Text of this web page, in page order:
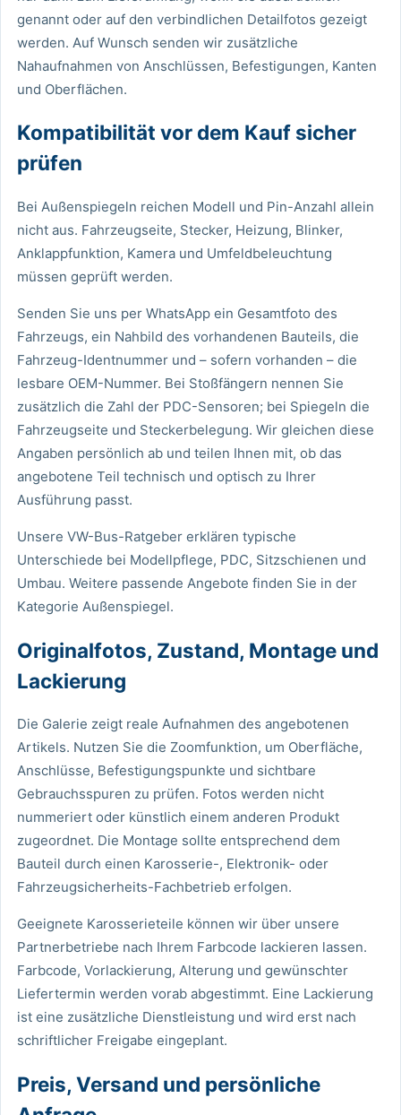
genannt oder auf den verbindlichen Detailfotos gezeigt
werden. Auf Wunsch senden wir zusätzliche
Nahaufnahmen von Anschlüssen, Befestigungen, Kanten
und Oberflächen.
Kompatibilität vor dem Kauf sicher
prüfen
Bei Außenspiegeln reichen Modell und Pin-Anzahl allein
nicht aus. Fahrzeugseite, Stecker, Heizung, Blinker,
Anklappfunktion, Kamera und Umfeldbeleuchtung
müssen geprüft werden.
Senden Sie uns per WhatsApp ein Gesamtfoto des
Fahrzeugs, ein Nahbild des vorhandenen Bauteils, die
Fahrzeug-Identnummer und – sofern vorhanden – die
lesbare OEM-Nummer. Bei Stoßfängern nennen Sie
zusätzlich die Zahl der PDC-Sensoren; bei Spiegeln die
Fahrzeugseite und Steckerbelegung. Wir gleichen diese
Angaben persönlich ab und teilen Ihnen mit, ob das
angebotene Teil technisch und optisch zu Ihrer
Ausführung passt.
Unsere VW-Bus-Ratgeber erklären typische
Unterschiede bei Modellpflege, PDC, Sitzschienen und
Umbau. Weitere passende Angebote finden Sie in der
Kategorie Außenspiegel.
Originalfotos, Zustand, Montage und
Lackierung
Die Galerie zeigt reale Aufnahmen des angebotenen
Artikels. Nutzen Sie die Zoomfunktion, um Oberfläche,
Anschlüsse, Befestigungspunkte und sichtbare
Gebrauchsspuren zu prüfen. Fotos werden nicht
nummeriert oder künstlich einem anderen Produkt
zugeordnet. Die Montage sollte entsprechend dem
Bauteil durch einen Karosserie-, Elektronik- oder
Fahrzeugsicherheits-Fachbetrieb erfolgen.
Geeignete Karosserieteile können wir über unsere
Partnerbetriebe nach Ihrem Farbcode lackieren lassen.
Farbcode, Vorlackierung, Alterung und gewünschter
Liefertermin werden vorab abgestimmt. Eine Lackierung
ist eine zusätzliche Dienstleistung und wird erst nach
schriftlicher Freigabe eingeplant.
Preis, Versand und persönliche